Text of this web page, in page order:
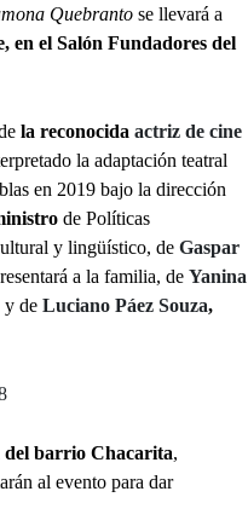
Quebranto se llevará a
en el Salón Fundadores del
la reconocida actriz de cine
la adaptación teatral
en 2019 bajo la dirección
de Políticas
y lingüístico, de Gaspar
a la familia, de Yanina
y de Luciano Páez Souza,
del barrio Chacarita,
al evento para dar